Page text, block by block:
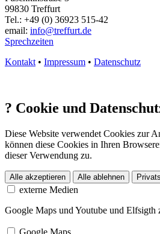
99830 Treffurt
Tel.: +49 (0) 36923 515-42
email: info@treffurt.de
Sprechzeiten
Kontakt • Impressum • Datenschutz
? Cookie und
Diese Website verwendet Cookies zur
können diese Cookies in Ihren
dieser Verwendung zu.
Alle akzeptieren Alle ablehnen
externe Medien
Google Maps und Youtube und Elfsigth
Google Maps